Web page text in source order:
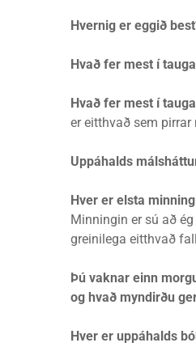
Hvernig er eggið
Hvað fer mest í
Hvað fer mest í
er eitthvað sem
Uppáhalds
Hver er elsta
Minningin er sú að
greinilega eitthvað
Þú vaknar einn
og hvað myndirðu
Hver er uppáhalds